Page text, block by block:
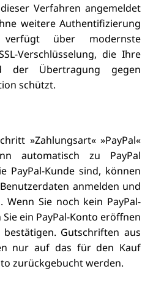
Verfahren angemeldet
weitere Authentifizierung
über modernste
Verschlüsselung, die Ihre
der Übertragung gegen
schützt.
»Zahlungsart« »PayPal«
automatisch zu PayPal
PayPal-Kunde sind, können
anmelden und
Wenn Sie noch kein PayPal-
ein PayPal-Konto eröffnen
Gutschriften aus
nur auf das für den Kauf
zurückgebucht werden.